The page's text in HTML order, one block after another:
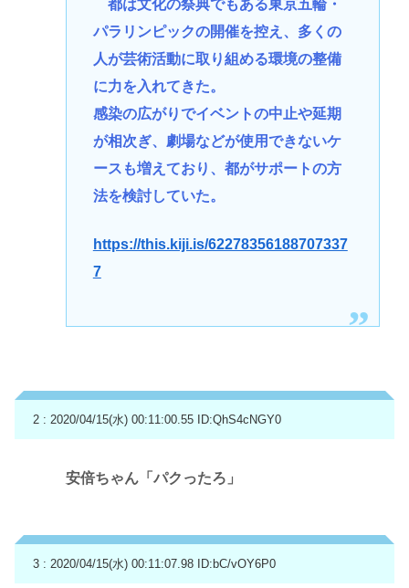
都は文化の祭典でもある東京五輪・
パラリンピックの開催を控え、多くの
人が芸術活動に取り組める環境の整備
に力を入れてきた。
感染の広がりでイベントの中止や延期
が相次ぎ、劇場などが使用できないケ
ースも増えており、都がサポートの方
法を検討していた。
https://this.kiji.is/62278356188707337
7
2 : 2020/04/15(水) 00:11:00.55 ID:QhS4cNGY0
安倍ちゃん「パクったろ」
3 : 2020/04/15(水) 00:11:07.98 ID:bC/vOY6P0